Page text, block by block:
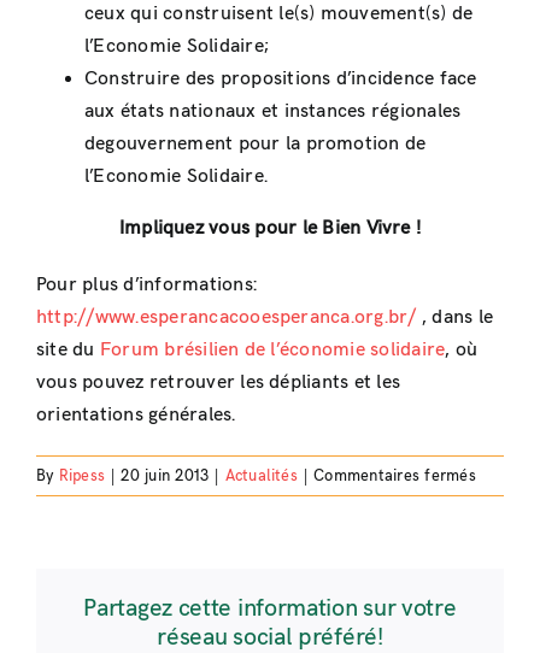
ceux qui construisent le(s) mouvement(s) de
l’Economie Solidaire;
Construire des propositions d’incidence face
aux états nationaux et instances régionales
degouvernement pour la promotion de
l’Economie Solidaire.
Impliquez vous pour le Bien Vivre !
Pour plus d’informations:
http://www.esperancacooesperanca.org.br/ , dans le
site du Forum brésilien de l’économie solidaire, où
vous pouvez retrouver les dépliants et les
orientations générales.
By Ripess 20 juin 2013 Actualités Commentaires ferméssur
Partagez cette information sur votre
réseau social préféré!